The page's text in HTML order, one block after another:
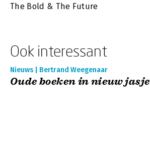
The Bold & The Future
Ook interessant
Nieuws | Bertrand Weegenaar
Oude boeken in nieuw jasje